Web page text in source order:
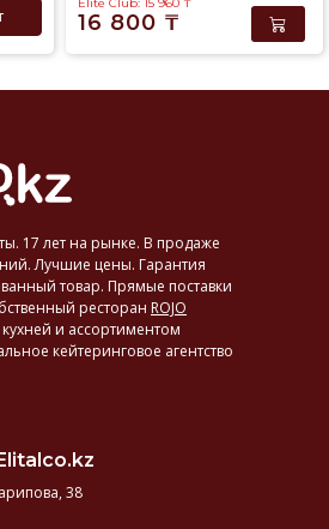
Elite Club: 15 960 ₸
16 800 ₸
17 лет на рынке. В продаже
Лучшие цены. Гарантия
товар. Прямые поставки
ресторан ROJO
и ассортиментом
кейтеринговое агентство
38